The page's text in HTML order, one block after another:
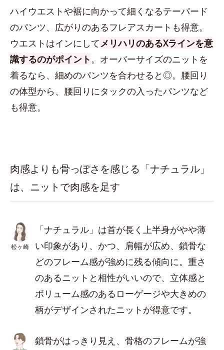
ハイウエストや裾に向かって細くなるテーパード
のパンツ、広がりのあるフレアスカートも得意。
ウエストはインにしてメリハリのあるXラインを意
識するのがポイント。オーバーサイズのニットを
着るなら、細めのパンツを合わせると◎。腰回り
の体型から、腰回りにタックの入ったパンツなど
も得意。
肉感よりも骨っぽさを感じる「ナチュラル」
は、ニットで肉感を足す
松ヶ崎
「ナチュラル」は首が長く上半身がやや薄
い印象があり、かつ、肩幅が広め、鎖骨な
どのフレーム感が強めに残る傾向に。重さ
のあるニットと相性がいいので、立体感と
ボリューム感のあるローゲージや大きめの
柄がデザインされたニットが得意です。
鎖骨がはっきり見え、骨格のフレームが強